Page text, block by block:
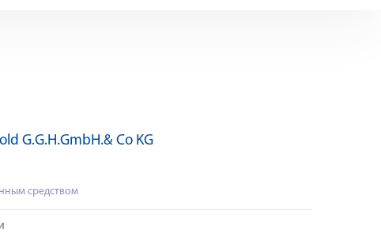
G.G.H.GmbH.& Co KG
средством